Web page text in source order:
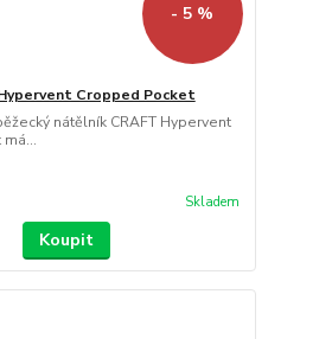
- 5 %
Cropped Pocket
nátělník CRAFT Hypervent
Skladem
Koupit